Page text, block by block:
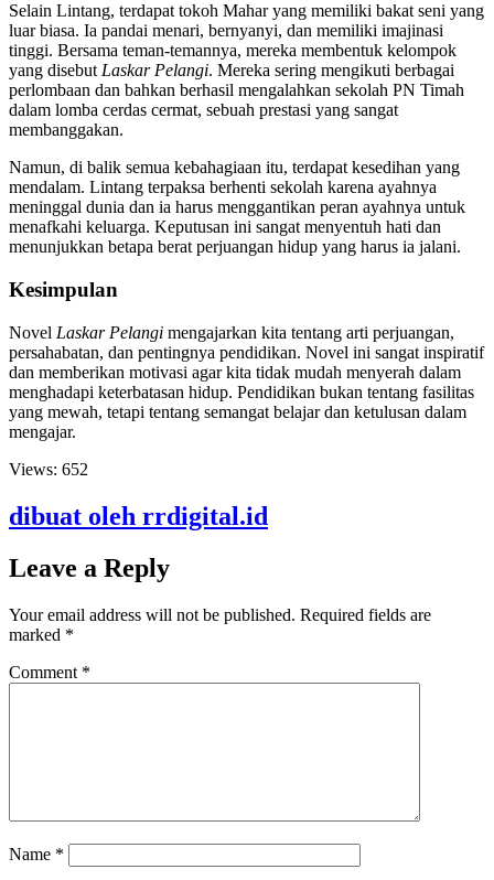
Selain Lintang, terdapat tokoh Mahar yang memiliki bakat seni yang
luar biasa. Ia pandai menari, bernyanyi, dan memiliki imajinasi
tinggi. Bersama teman-temannya, mereka membentuk kelompok
yang disebutLaskar Pelangi. Mereka sering mengikuti berbagai
perlombaan dan bahkan berhasil mengalahkan sekolah PN Timah
dalam lomba cerdas cermat, sebuah prestasi yang sangat
membanggakan.
Namun, di balik semua kebahagiaan itu, terdapat kesedihan yang
mendalam. Lintang terpaksa berhenti sekolah karena ayahnya
meninggal dunia dan ia harus menggantikan peran ayahnya untuk
menafkahi keluarga. Keputusan ini sangat menyentuh hati dan
menunjukkan betapa berat perjuangan hidup yang harus ia jalani.
Kesimpulan
Novel Laskar Pelangi mengajarkan kita tentang arti perjuangan,
persahabatan, dan pentingnya pendidikan. Novel ini sangat inspiratif
dan memberikan motivasi agar kita tidak mudah menyerah dalam
menghadapi keterbatasan hidup. Pendidikan bukan tentang fasilitas
yang mewah, tetapi tentang semangat belajar dan ketulusan dalam
mengajar.
Views: 652
dibuat oleh rrdigital.id
Leave a Reply
Your email address will not be published. Required fields are
marked *
Comment *
Name *